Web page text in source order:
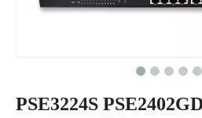
PSE3224S